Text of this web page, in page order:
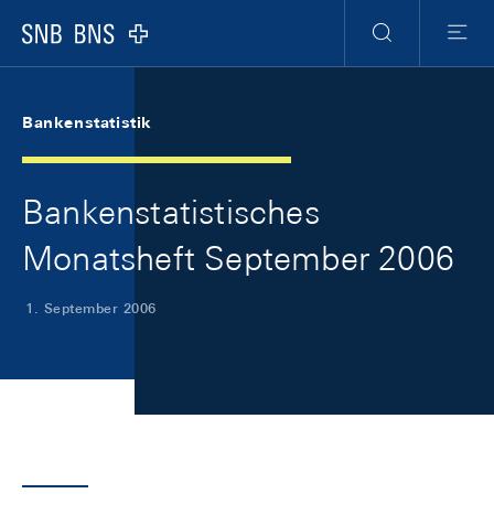
Logo
Suche
Menu
Bankenstatistik
Bankenstatistisches
Monatsheft September 2006
1. September 2006